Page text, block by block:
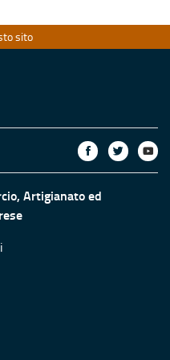
sito
Artigianato ed